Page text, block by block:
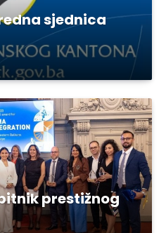
sjednica
prestižnog